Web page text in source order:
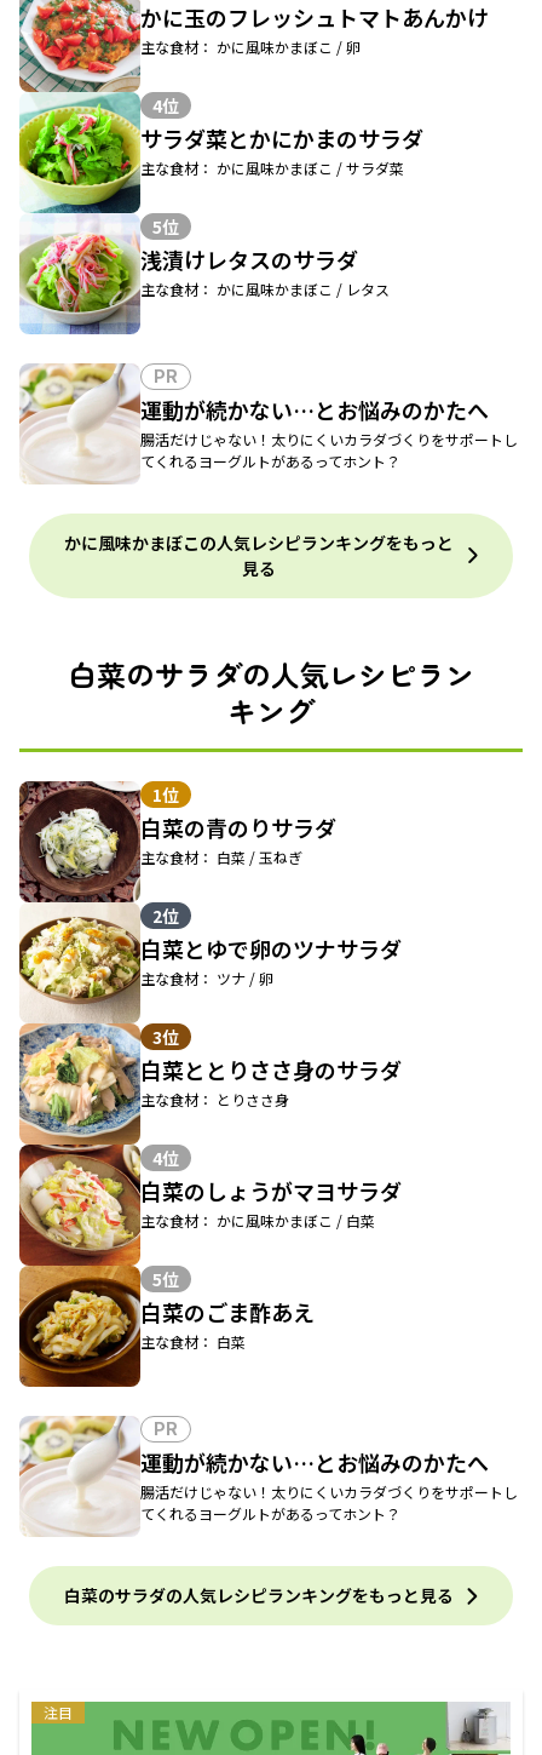
かに玉のフレッシュトマトあんかけ
主な食材： かに風味かまぼこ / 卵
4位
サラダ菜とかにかまのサラダ
主な食材： かに風味かまぼこ / サラダ菜
5位
浅漬けレタスのサラダ
主な食材： かに風味かまぼこ / レタス
PR
運動が続かない…とお悩みのかたへ
腸活だけじゃない！太りにくいカラダづくりをサポートし
てくれるヨーグルトがあるってホント？
かに風味かまぼこの人気レシピランキングをもっと
見る
白菜のサラダの人気レシピラン
キング
1位
白菜の青のりサラダ
主な食材： 白菜 / 玉ねぎ
2位
白菜とゆで卵のツナサラダ
主な食材： ツナ / 卵
3位
白菜ととりささ身のサラダ
主な食材： とりささ身
4位
白菜のしょうがマヨサラダ
主な食材： かに風味かまぼこ / 白菜
5位
白菜のごま酢あえ
主な食材： 白菜
PR
運動が続かない…とお悩みのかたへ
腸活だけじゃない！太りにくいカラダづくりをサポートし
てくれるヨーグルトがあるってホント？
白菜のサラダの人気レシピランキングをもっと見る
注目